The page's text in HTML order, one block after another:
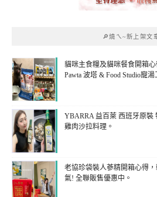
🔎燒ㄟ~新上架文
貓咪主食糧及貓咪餐食開箱
Pawta 波塔 & Food Studio寵湯
YBARRA 益百萊 西班牙原裝
雞肉沙拉料理。
老協珍袋裝人蔘精開箱心得
氣! 全聯販售優惠中。